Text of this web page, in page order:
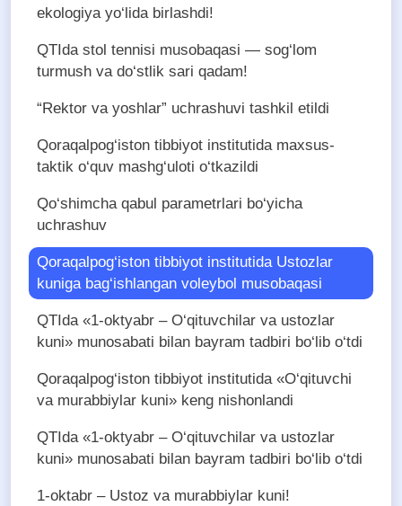
ekologiya yo‘lida birlashdi!
QTIda stol tennisi musobaqasi — sog‘lom
turmush va do‘stlik sari qadam!
“Rektor va yoshlar” uchrashuvi tashkil etildi
Qoraqalpog‘iston tibbiyot institutida maxsus-
taktik o‘quv mashg‘uloti o‘tkazildi
Qo‘shimcha qabul parametrlari bo‘yicha
uchrashuv
Qoraqalpog‘iston tibbiyot institutida Ustozlar
kuniga bag‘ishlangan voleybol musobaqasi
QTIda «1-oktyabr – O‘qituvchilar va ustozlar
kuni» munosabati bilan bayram tadbiri bo‘lib o‘tdi
Qoraqalpog‘iston tibbiyot institutida «O‘qituvchi
va murabbiylar kuni» keng nishonlandi
QTIda «1-oktyabr – O‘qituvchilar va ustozlar
kuni» munosabati bilan bayram tadbiri bo‘lib o‘tdi
1-oktabr – Ustoz va murabbiylar kuni!